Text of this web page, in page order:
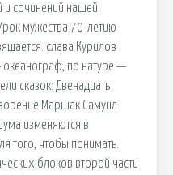
и сочинений нашей.
мужества 70-летию
cлава Курилов
по натуре —
сказок: Двенадцать
Маршак Самуил
изменяются в
того, чтобы понимать.
блоков второй части